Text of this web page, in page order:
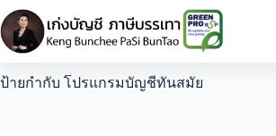
Skip
to
content
ป้ายกำกับ โปรแกรมบัญชีทันสมัย